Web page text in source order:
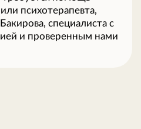
психотерапевта,
специалиста с
и проверенным нами